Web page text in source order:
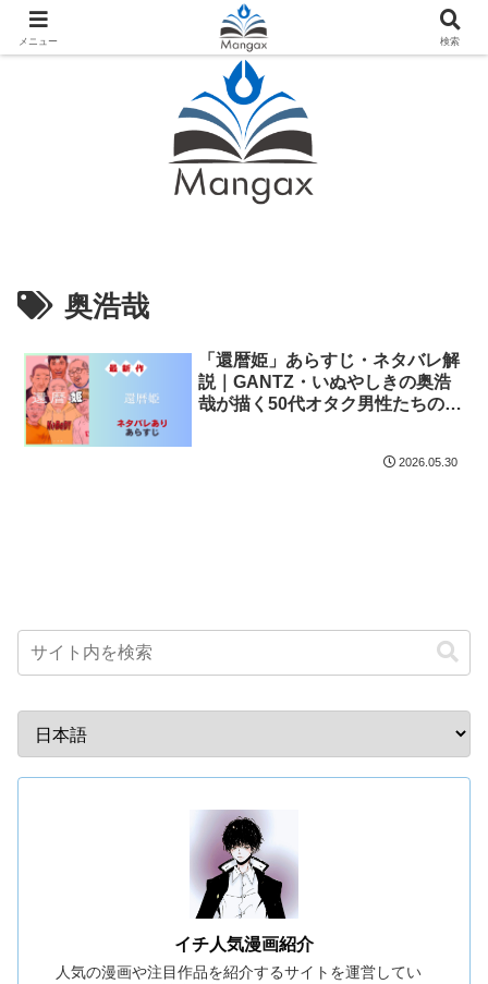
人気おすすめ漫画紹介ならMangax（マンガックス）
奥浩哉
「還暦姫」あらすじ・ネタバレ解
説｜GANTZ・いぬやしきの奥浩
哉が描く50代オタク男性たちの物
2026.05.30
イチ人気漫画紹介
人気の漫画や注目作品を紹介するサイトを運営してい
メニュー 検索